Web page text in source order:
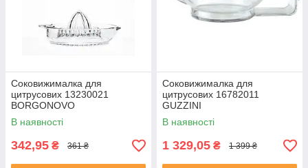
Соковижималка для
цитрусових 13230021
BORGONOVO
В наявності
342,95 ₴ 361 ₴
Соковижималка для
цитрусових 16782011
GUZZINI
В наявності
1 329,05 ₴ 1 399 ₴